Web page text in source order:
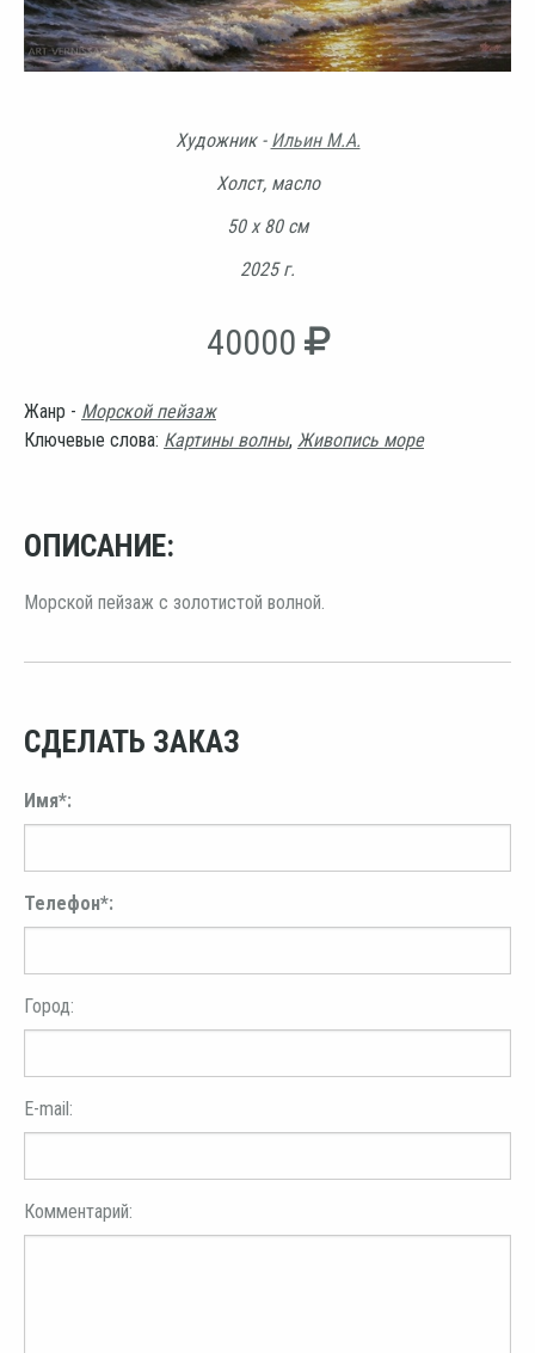
Художник - Ильин М.А.
Холст, масло
50 х 80 см
2025 г.
40000
Жанр - Морской пейзаж
Ключевые слова: Картины волны, Живопись море
ОПИСАНИЕ:
Морской пейзаж с золотистой волной.
СДЕЛАТЬ ЗАКАЗ
Имя*:
Телефон*:
Город:
E-mail:
Комментарий: